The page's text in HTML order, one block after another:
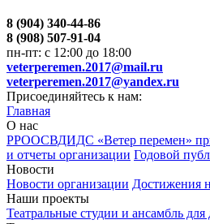
8 (904) 340-44-86
8 (908) 507-91-04
пн-пт: с 12:00 до 18:00
veterperemen.2017@mail.ru
veterperemen.2017@yandex.ru
Присоединяйтесь к нам:
Главная
О нас
РРООСВДИДС «Ветер перемен»
и отчеты организации Годовой
Новости
Новости организации Достижения
Наши проекты
Театральные студии и ансамбль